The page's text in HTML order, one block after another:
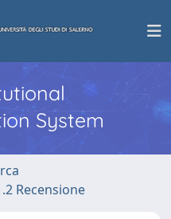
System
Recensione